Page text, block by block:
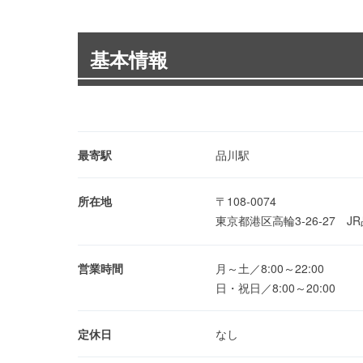
基本情報
最寄駅 品川駅
所在地
〒108-0074
東京都港区高輪3-26-27 JR
営業時間
月～土／8:00～22:00
日・祝日／8:00～20:00
定休日 なし